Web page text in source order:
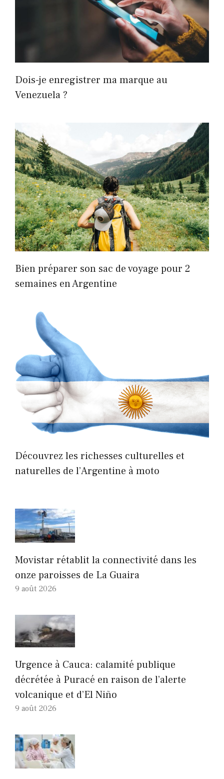
Dois-je enregistrer ma marque au
Venezuela ?
Bien préparer son sac de voyage pour 2
semaines en Argentine
Découvrez les richesses culturelles et
naturelles de l’Argentine à moto
Movistar rétablit la connectivité dans les
onze paroisses de La Guaira
9 août 2026
Urgence à Cauca: calamité publique
décrétée à Puracé en raison de l’alerte
volcanique et d’El Niño
9 août 2026